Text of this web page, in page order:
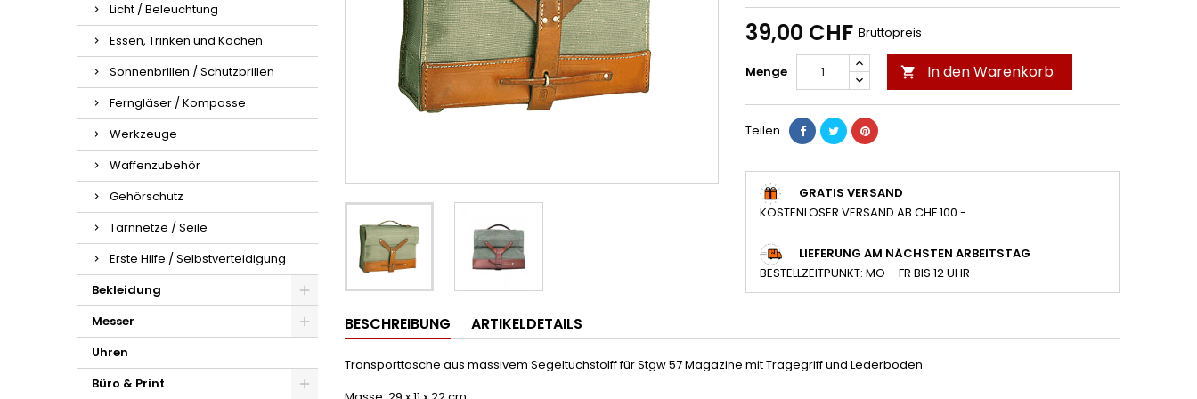
Licht / Beleuchtung
Essen, Trinken und Kochen
Sonnenbrillen / Schutzbrillen
Ferngläser / Kompasse
Werkzeuge
Waffenzubehör
Gehörschutz
Tarnnetze / Seile
Erste Hilfe / Selbstverteidigung
Bekleidung
Messer
Uhren
Büro & Print
39,00 CHF Bruttopreis
Menge  In den Warenkorb
Teilen
GRATIS VERSAND
KOSTENLOSER VERSAND AB CHF 100.-
LIEFERUNG AM NÄCHSTEN ARBEITSTAG
BESTELLZEITPUNKT: MO – FR BIS 12 UHR
BESCHREIBUNG ARTIKELDETAILS
Transporttasche aus massivem Segeltuchstolff für Stgw 57 Magazine mit Tragegriff und Lederboden.